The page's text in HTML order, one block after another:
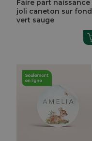
Faire part naissance
joli caneton sur fond
vert sauge